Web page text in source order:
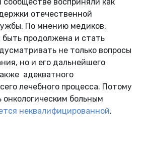
отечественной
По мнению медиков,
продолжена и стать
не только вопросы
но и его дальнейшего
адекватного
лечебного процесса. Потому
больным
неквалифицированной.